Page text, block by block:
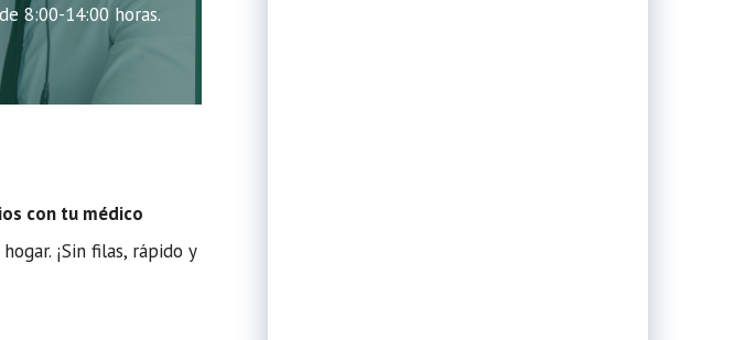
8:00-14:00 horas.
con tu médico
¡Sin filas, rápido y